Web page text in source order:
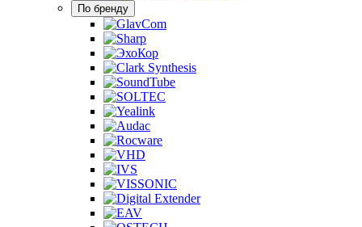
По бренду